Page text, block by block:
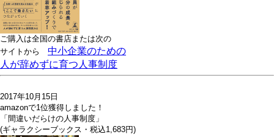
ご購入は全国の書店または次の
サイトから 中小企業のための
人が辞めずに育つ人事制度
2017年10月15日
amazonで1位獲得しました！
「間違いだらけの人事制度」
(ギャラクシーブックス・税込1,683円)